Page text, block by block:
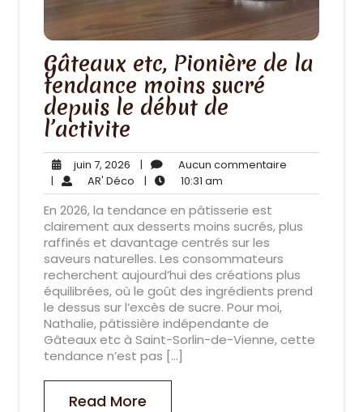
Gâteaux etc, Pionière de la
tendance moins sucré
depuis le début de
l’activite
juin 7, 2026 juin
7,
2026
| Aucun commentaire
| AR' Déco AR'
Déco
| 10:31 am
am
En 2026, la tendance en pâtisserie est
clairement aux desserts moins sucrés, plus
raffinés et davantage centrés sur les
saveurs naturelles. Les consommateurs
recherchent aujourd’hui des créations plus
équilibrées, où le goût des ingrédients prend
le dessus sur l’excès de sucre. Pour moi,
Nathalie, pâtissière indépendante de
Gâteaux etc à Saint-Sorlin-de-Vienne, cette
tendance n’est pas […]
Read More